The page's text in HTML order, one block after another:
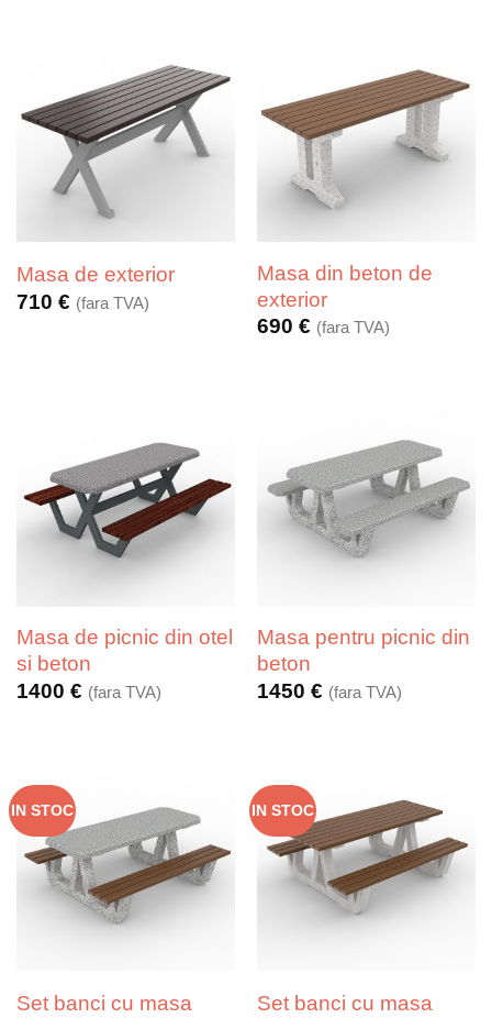
Masa de exterior
710 € (fara TVA)
Masa din beton de
exterior
690 € (fara TVA)
Masa de picnic din otel
si beton
1400 € (fara TVA)
Masa pentru picnic din
beton
1450 € (fara TVA)
IN STOC
Set banci cu masa
IN STOC
Set banci cu masa